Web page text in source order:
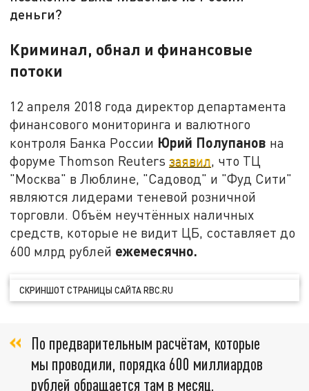
деньги?
Криминал, обнал и финансовые
потоки
12 апреля 2018 года директор департамента
финансового мониторинга и валютного
контроля Банка России Юрий Полупанов на
форуме Thomson Reutersзаявил, что ТЦ
"Москва" в Люблине, "Садовод" и "Фуд Сити"
являются лидерами теневой розничной
торговли. Объём неучтённых наличных
средств, которые не видит ЦБ, составляет до
600 млрд рублей ежемесячно.
СКРИНШОТ СТРАНИЦЫ САЙТА RBC.RU
По предварительным расчётам, которые
мы проводили, порядка 600 миллиардов
рублей обращается там в месяц.